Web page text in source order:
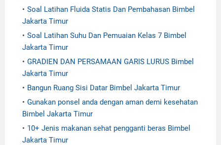
Soal Latihan Fluida Statis Dan Pembahasan Bimbel
Jakarta Timur
Soal Latihan Suhu Dan Pemuaian Kelas 7 Bimbel
Jakarta Timur
GRADIEN DAN PERSAMAAN GARIS LURUS Bimbel
Jakarta Timur
Bangun Ruang Sisi Datar Bimbel Jakarta Timur
Gunakan ponsel anda dengan aman demi kesehatan
Bimbel Jakarta Timur
10+ Jenis makanan sehat pengganti beras Bimbel
Jakarta Timur